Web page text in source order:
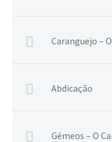
Caranguejo –
Abdicação
Gémeos – O